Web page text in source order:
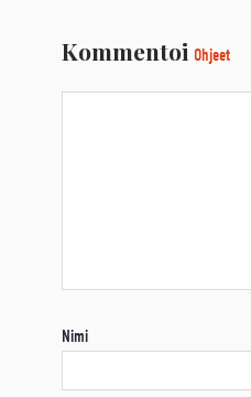
Kommentoi Ohjeet
Nimi